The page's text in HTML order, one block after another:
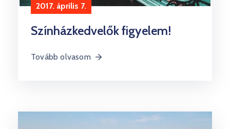
2017. április 7.
Színházkedvelők figyelem!
Tovább olvasom